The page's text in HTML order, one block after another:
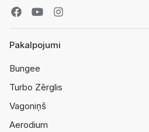
Pakalpojumi
Bungee
Turbo Zērglis
Vagoniņš
Aerodium